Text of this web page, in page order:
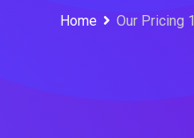
Home Our Pricing 1